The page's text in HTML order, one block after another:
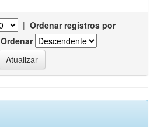
| Ordenar registros por
Ordenar